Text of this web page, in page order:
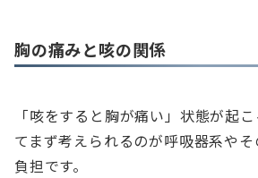
胸の痛みと咳の関係
「咳をすると胸が痛い」状態が起
てまず考えられるのが呼吸器系や
負担です。